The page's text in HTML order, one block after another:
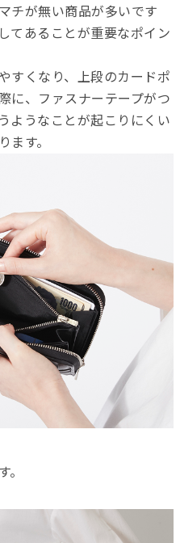
チが無い商品が多いです
てあることが重要なポイン
すくなり、
上段のカードポ
に、
ファスナーテープがつ
ようなことが起こりにくい
ます。
。